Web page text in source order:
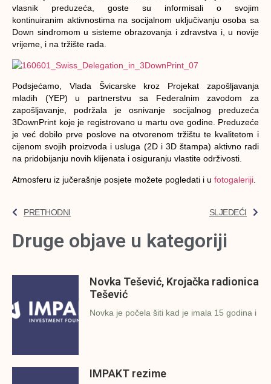
vlasnik preduzeća, goste su informisali o svojim
kontinuiranim aktivnostima na socijalnom uključivanju osoba sa
Down sindromom u sisteme obrazovanja i zdravstva i, u novije
vrijeme, i na tržište rada.
Podsjećamo, Vlada Švicarske kroz Projekat zapošljavanja
mladih (YEP) u partnerstvu sa Federalnim zavodom za
zapošljavanje, podržala je osnivanje socijalnog preduzeća
3DownPrint koje je registrovano u martu ove godine. Preduzeće
je već dobilo prve poslove na otvorenom tržištu te kvalitetom i
cijenom svojih proizvoda i usluga (2D i 3D štampa) aktivno radi
na pridobijanju novih klijenata i osiguranju vlastite održivosti.
Atmosferu iz jučerašnje posjete možete pogledati i u fotogaleriji
PRETHODNI SLJEDEĆI
Druge objave u kategoriji
Novka Tešević, Krojačka radionica
Tešević
Novka je počela šiti kad je imala 15 godina i
IMPAKT rezime